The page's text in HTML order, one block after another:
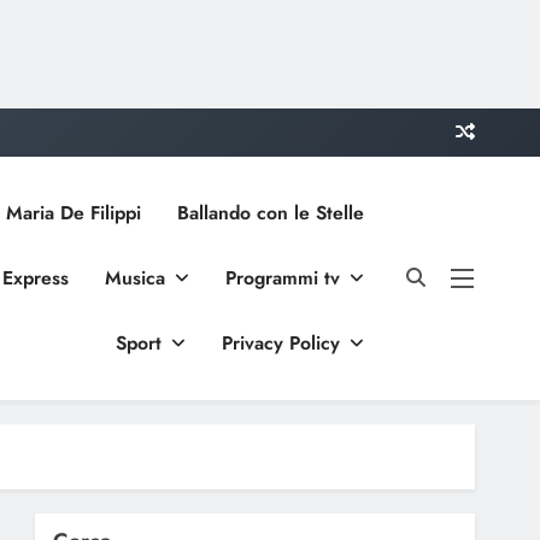
De Filippi Ballando con le Stelle
Musica Programmi tv
Sport Privacy Policy